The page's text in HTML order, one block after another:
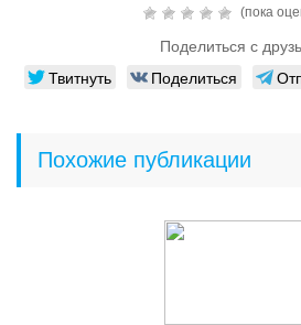
(пока
Поделиться с
Твитнуть Поделиться
Похожие публикации